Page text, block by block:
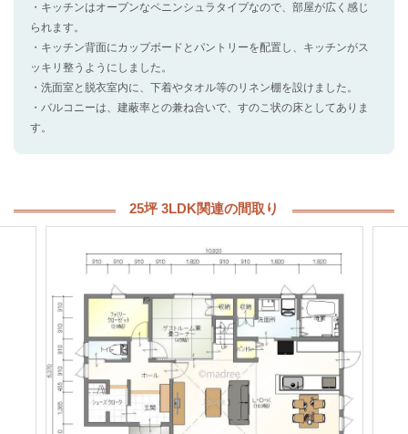
・キッチンはオープンなペニンシュラタイプなので、部屋が広く感じ
られます。
・キッチン背面にカップボードとパントリーを配置し、キッチンがス
ッキリ整うようにしました。
・洗面室と脱衣室内に、下着やタオル等のリネン棚を設けました。
・バルコニーは、建蔽率との兼ね合いで、すのこ状の床としてありま
す。
25坪 3LDK関連の間取り